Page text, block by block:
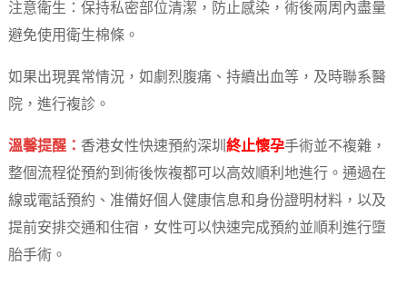
注意衛生：保持私密部位清潔，防止感染，術後兩周內盡量
避免使用衛生棉條。
如果出現異常情況，如劇烈腹痛、持續出血等，及時聯系醫
院，進行複診。
溫馨提醒： 香港女性快速預約深圳 終止懷孕手術並不複雜，
整個流程從預約到術後恢複都可以高效順利地進行。通過在
線或電話預約、准備好個人健康信息和身份證明材料，以及
提前安排交通和住宿，女性可以快速完成預約並順利進行墮
胎手術。